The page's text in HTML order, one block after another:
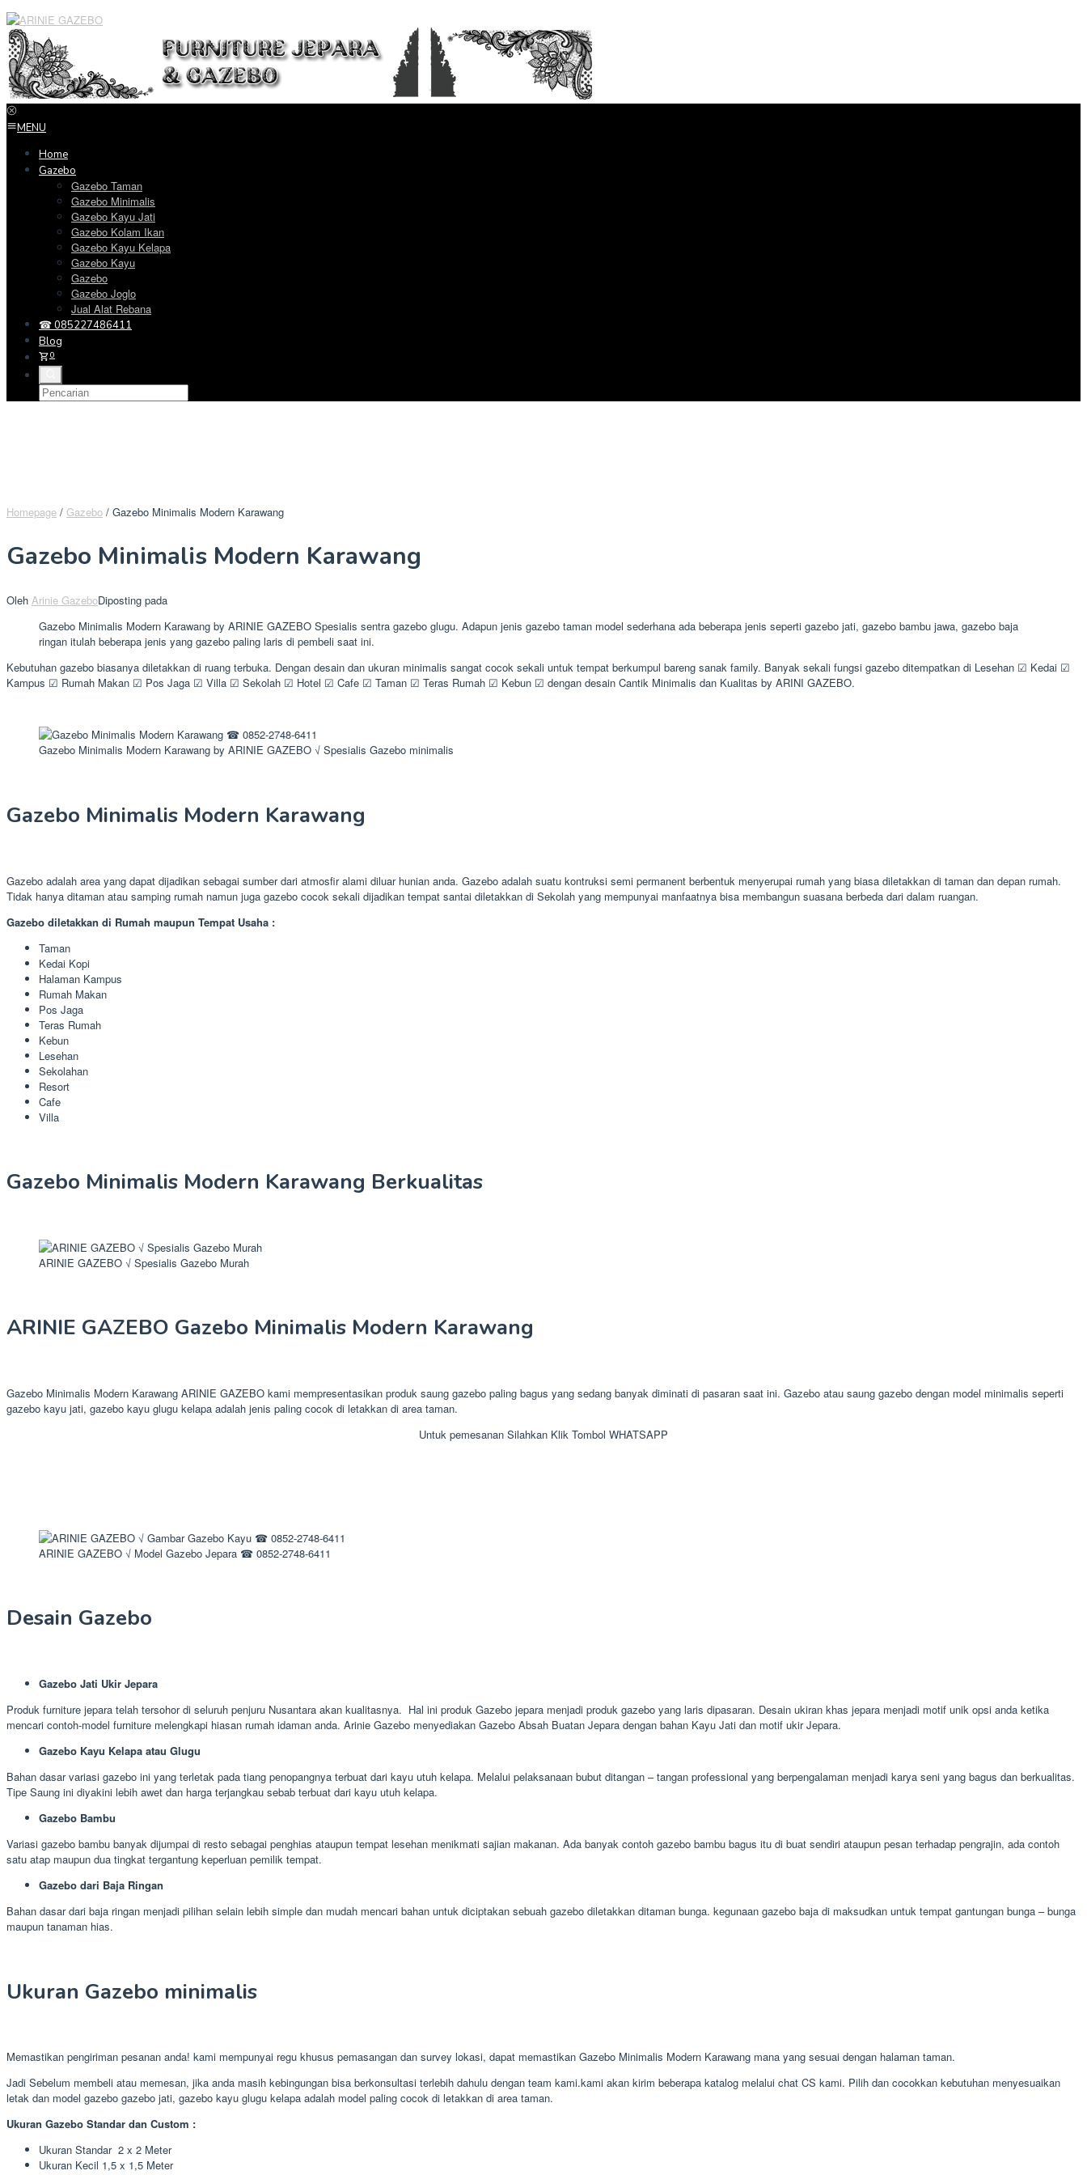
Loncat
ke
konten
MENU
Home
Gazebo
Gazebo Taman
Gazebo Minimalis
Gazebo Kayu Jati
Gazebo Kolam Ikan
Gazebo Kayu Kelapa
Gazebo Kayu
Gazebo
Gazebo Joglo
Jual Alat Rebana
☎ 085227486411
Blog
0
Homepage / Gazebo / Gazebo Minimalis Modern Karawang
Gazebo Minimalis Modern Karawang
Oleh Arinie GazeboDiposting pada
Gazebo Minimalis Modern Karawang by ARINIE GAZEBO Spesialis sentra gazebo glugu. Adapun jenis gazebo taman model sederhana ada beberapa jenis seperti gazebo jati, gazebo bambu jawa, gazebo baja
ringan itulah beberapa jenis yang gazebo paling laris di pembeli saat ini.
Kebutuhan gazebo biasanya diletakkan di ruang terbuka. Dengan desain dan ukuran minimalis sangat cocok sekali untuk tempat berkumpul bareng sanak family. Banyak sekali fungsi gazebo ditempatkan di Lesehan ☑ Kedai ☑
Kampus ☑ Rumah Makan ☑ Pos Jaga ☑ Villa ☑ Sekolah ☑ Hotel ☑ Cafe ☑ Taman ☑ Teras Rumah ☑ Kebun ☑ dengan desain Cantik Minimalis dan Kualitas by ARINI GAZEBO.
Gazebo Minimalis Modern Karawang by ARINIE GAZEBO √ Spesialis Gazebo minimalis
Gazebo Minimalis Modern Karawang
Gazebo adalah area yang dapat dijadikan sebagai sumber dari atmosfir alami diluar hunian anda. Gazebo adalah suatu kontruksi semi permanent berbentuk menyerupai rumah yang biasa diletakkan di taman dan depan rumah.
Tidak hanya ditaman atau samping rumah namun juga gazebo cocok sekali dijadikan tempat santai diletakkan di Sekolah yang mempunyai manfaatnya bisa membangun suasana berbeda dari dalam ruangan.
Gazebo diletakkan di Rumah maupun Tempat Usaha :
Taman
Kedai Kopi
Halaman Kampus
Rumah Makan
Pos Jaga
Teras Rumah
Kebun
Lesehan
Sekolahan
Resort
Cafe
Villa
Gazebo Minimalis Modern Karawang Berkualitas
ARINIE GAZEBO √ Spesialis Gazebo Murah
ARINIE GAZEBO Gazebo Minimalis Modern Karawang
Gazebo Minimalis Modern Karawang ARINIE GAZEBO kami mempresentasikan produk saung gazebo paling bagus yang sedang banyak diminati di pasaran saat ini. Gazebo atau saung gazebo dengan model minimalis seperti
gazebo kayu jati, gazebo kayu glugu kelapa adalah jenis paling cocok di letakkan di area taman.
Untuk pemesanan Silahkan Klik Tombol WHATSAPP
ARINIE GAZEBO √ Model Gazebo Jepara ☎ 0852-2748-6411
Desain Gazebo
Gazebo Jati Ukir Jepara
Produk furniture jepara telah tersohor di seluruh penjuru Nusantara akan kualitasnya. Hal ini produk Gazebo jepara menjadi produk gazebo yang laris dipasaran. Desain ukiran khas jepara menjadi motif unik opsi anda ketika
mencari contoh-model furniture melengkapi hiasan rumah idaman anda. Arinie Gazebo menyediakan Gazebo Absah Buatan Jepara dengan bahan Kayu Jati dan motif ukir Jepara.
Gazebo Kayu Kelapa atau Glugu
Bahan dasar variasi gazebo ini yang terletak pada tiang penopangnya terbuat dari kayu utuh kelapa. Melalui pelaksanaan bubut ditangan – tangan professional yang berpengalaman menjadi karya seni yang bagus dan berkualitas.
Tipe Saung ini diyakini lebih awet dan harga terjangkau sebab terbuat dari kayu utuh kelapa.
Gazebo Bambu
Variasi gazebo bambu banyak dijumpai di resto sebagai penghias ataupun tempat lesehan menikmati sajian makanan. Ada banyak contoh gazebo bambu bagus itu di buat sendiri ataupun pesan terhadap pengrajin, ada contoh
satu atap maupun dua tingkat tergantung keperluan pemilik tempat.
Gazebo dari Baja Ringan
Bahan dasar dari baja ringan menjadi pilihan selain lebih simple dan mudah mencari bahan untuk diciptakan sebuah gazebo diletakkan ditaman bunga. kegunaan gazebo baja di maksudkan untuk tempat gantungan bunga – bunga
maupun tanaman hias.
Ukuran Gazebo minimalis
Memastikan pengiriman pesanan anda! kami mempunyai regu khusus pemasangan dan survey lokasi, dapat memastikan Gazebo Minimalis Modern Karawang mana yang sesuai dengan halaman taman.
Jadi Sebelum membeli atau memesan, jika anda masih kebingungan bisa berkonsultasi terlebih dahulu dengan team kami.kami akan kirim beberapa katalog melalui chat CS kami. Pilih dan cocokkan kebutuhan menyesuaikan
letak dan model gazebo gazebo jati, gazebo kayu glugu kelapa adalah model paling cocok di letakkan di area taman.
Ukuran Gazebo Standar dan Custom :
Ukuran Standar 2 x 2 Meter
Ukuran Kecil 1,5 x 1,5 Meter